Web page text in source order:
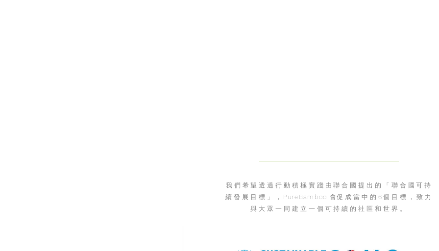
我們希望透過行動積極實踐由聯合國提出的「聯合國可持
續發展目標」， PureBamboo 會促成當中的6個目標，致力
與大眾一同建立一個可持續的社區和世界。